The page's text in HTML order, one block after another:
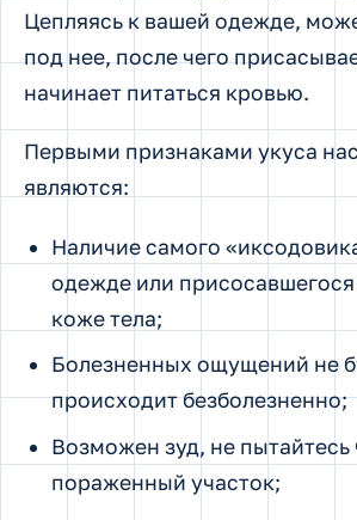
Цепляясь к вашей одежде,
под нее, после чего
начинает питаться кровью.
Первыми признаками укуса
являются:
Наличие самого
одежде или
коже тела;
Болезненных ощущений не
происходит безболезненно;
Возможен зуд, не пытайтесь
пораженный участок;